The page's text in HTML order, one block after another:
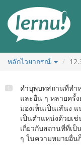
สารบัญ
หลักไวยากรณ์
คำบุพบทสถานที่ทำ
และอื่น ๆ หลายครั้ง
มองเห็นเป็นเส้นง
เป็นตำแหน่งด้วยเ
เกี่ยวกับสถานที่ที่เ
ๆ ในความหมายอื่น